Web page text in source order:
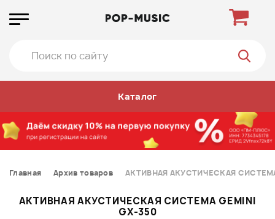
Каталог
Главная Архив товаров АКТИВНАЯ АКУСТИЧЕСКАЯ СИСТЕМА
АКТИВНАЯ АКУСТИЧЕСКАЯ СИСТЕМА GEMINI
GX-350